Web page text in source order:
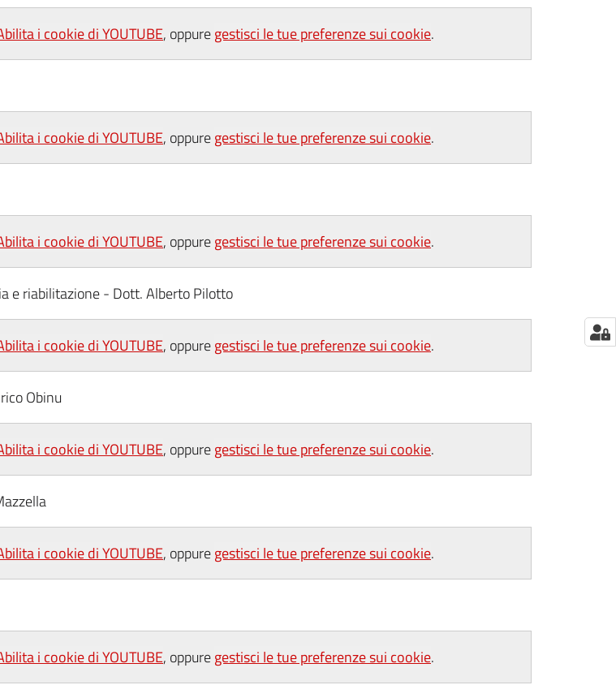
i cookie di YOUTUBE, oppuregestisci le tue preferenze sui cookie.
i cookie di YOUTUBE, oppuregestisci le tue preferenze sui cookie.
i cookie di YOUTUBE, oppuregestisci le tue preferenze sui cookie.
e riabilitazione - Dott. Alberto Pilotto
i cookie di YOUTUBE, oppuregestisci le tue preferenze sui cookie.
Obinu
i cookie di YOUTUBE, oppuregestisci le tue preferenze sui cookie.
i cookie di YOUTUBE, oppuregestisci le tue preferenze sui cookie.
i cookie di YOUTUBE, oppuregestisci le tue preferenze sui cookie.